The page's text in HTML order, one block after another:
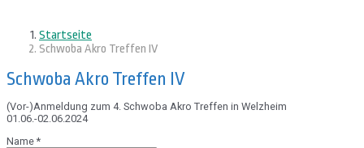
Startseite
Schwoba Akro Treffen IV
Schwoba Akro Treffen IV
(Vor-)Anmeldung zum 4. Schwoba Akro Treffen in Welzheim
01.06.-02.06.2024
Name *